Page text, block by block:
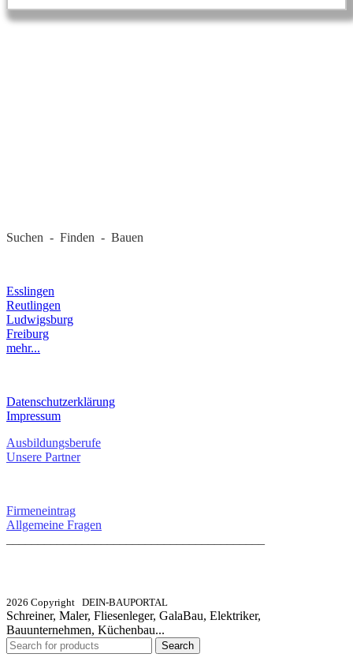
Suchen - Finden - Bauen
Esslingen
Reutlingen
Ludwigsburg
Freiburg
mehr...
Datenschutzerklärung
Impressum
Ausbildungsberufe
Unsere Partner
Firmeneintrag
Allgemeine Fragen
2026 Copyright DEIN-BAUPORTAL
Schreiner, Maler, Fliesenleger, GalaBau, Elektriker,
Bauunternehmen, Küchenbau...
Search